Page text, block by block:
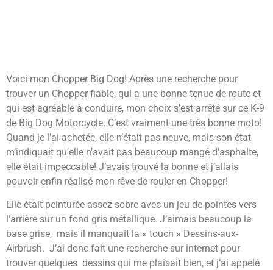
Voici mon Chopper Big Dog! Après une recherche pour
trouver un Chopper fiable, qui a une bonne tenue de route et
qui est agréable à conduire, mon choix s’est arrêté sur ce K-9
de Big Dog Motorcycle. C’est vraiment une très bonne moto!
Quand je l’ai achetée, elle n’était pas neuve, mais son état
m’indiquait qu’elle n’avait pas beaucoup mangé d’asphalte,
elle était impeccable! J’avais trouvé la bonne et j’allais
pouvoir enfin réalisé mon rêve de rouler en Chopper!
Elle était peinturée assez sobre avec un jeu de pointes vers
l’arrière sur un fond gris métallique. J’aimais beaucoup la
base grise, mais il manquait la « touch » Dessins-aux-
Airbrush. J’ai donc fait une recherche sur internet pour
trouver quelques dessins qui me plaisait bien, et j’ai appelé